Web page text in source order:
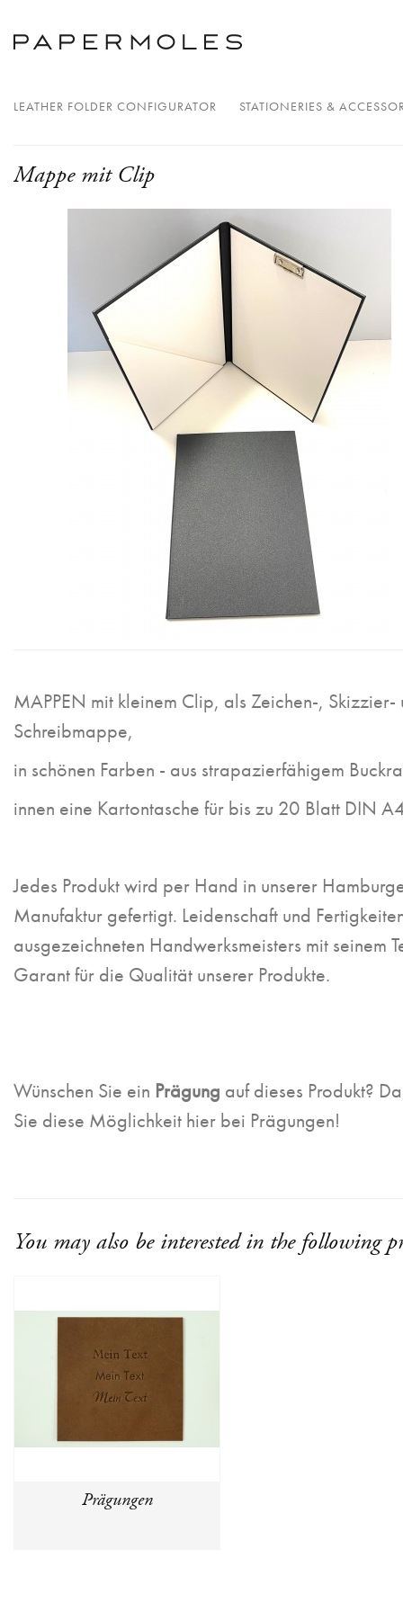
LEATHER FOLDER CONFIGURATOR STATIONERIES &
Mappe mit Clip
MAPPEN mit kleinem Clip, als Zeichen-, Skizzier-
Schreibmappe,
in schönen Farben - aus strapazierfähigem
innen eine Kartontasche für bis zu 20 Blatt DIN
Jedes Produkt wird per Hand in unserer
Manufaktur gefertigt. Leidenschaft und
ausgezeichneten Handwerksmeisters mit seinem
Garant für die Qualität unserer Produkte.
Wünschen Sie ein Prägung auf dieses Produkt?
Sie diese Möglichkeit hier bei Prägungen!
You may also be interested in the following
Prägungen